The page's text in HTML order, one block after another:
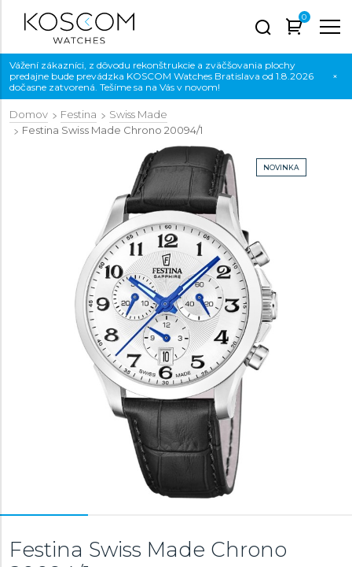
0
Vážení zákazníci, z dôvodu rekonštrukcie a zväčšovania plochy
predajne bude prevádzka KOSCOM Watches Bratislava od 1.8.2026
dočasne zatvorená. Tešíme sa na Vás v novom!
×
Domov Festina
Swiss Made
Festina Swiss Made Chrono 20094/1
NOVINKA
Festina Swiss Made Chrono